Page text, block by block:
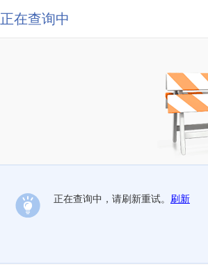
正在查询中
正在查询中，请刷新重试。 刷新